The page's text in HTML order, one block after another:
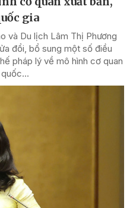
gia
và Du lịch Lâm Thị Phương
đổi, bổ sung một số điều
pháp lý về mô hình cơ quan